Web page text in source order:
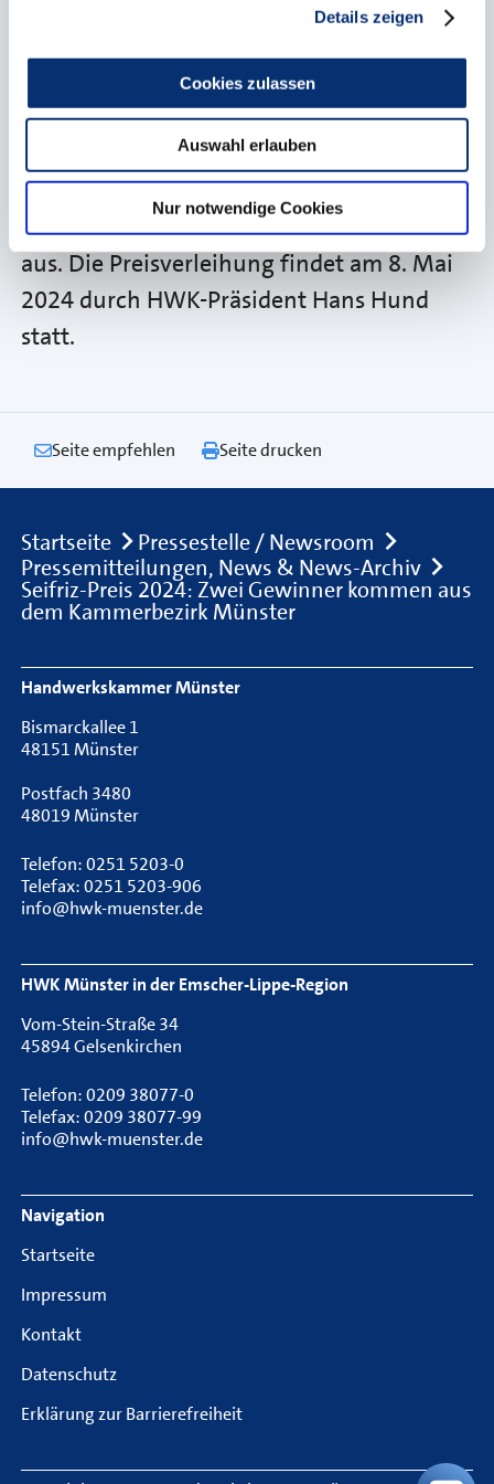
Details zeigen
Cookies zulassen
Auswahl erlauben
Nur notwendige Cookies
Gebäude, Umwelt der FH Münster
entwickelt.
Der Seifriz-Preis wird bereits seit über 30
Jahren verliehen und zeichnet
herausragende Kooperationen zwischen
Wissenschaft und Handwerksbetrieben
aus. Die Preisverleihung findet am 8. Mai
2024 durch HWK-Präsident Hans Hund
statt.
Seite empfehlen Seite drucken
Breadcrumb
Startseite
Pressestelle / Newsroom
Pressemitteilungen, News & News-Archiv
Seifriz-Preis 2024: Zwei Gewinner kommen aus
dem Kammerbezirk Münster
Footer Navigation
Handwerkskammer Münster
Bismarckallee 1
48151 Münster
Postfach 3480
48019 Münster
Telefon: 0251 5203-0
Telefax: 0251 5203-906
info@hwk-muenster.de
HWK Münster in der Emscher-Lippe-Region
Vom-Stein-Straße 34
45894 Gelsenkirchen
Telefon: 0209 38077-0
Telefax: 0209 38077-99
info@hwk-muenster.de
Navigation
Startseite
Impressum
Kontakt
Datenschutz
Erklärung zur Barrierefreiheit